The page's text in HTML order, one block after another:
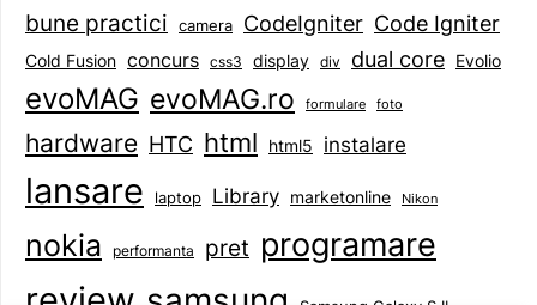
bune practici camera CodeIgniter Code Igniter
Cold Fusion concurs css3 display div dual core Evolio
evoMAG evoMAG.ro formulare foto
hardware HTC html html5 instalare
lansare laptop Library marketonline Nikon
nokia performanta pret programare